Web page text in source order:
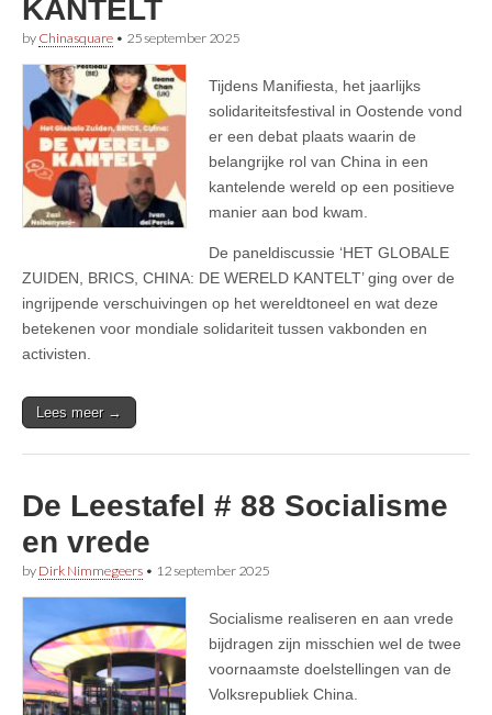
KANTELT
by Chinasquare • 25 september 2025
Tijdens Manifiesta, het jaarlijks
solidariteitsfestival in Oostende vond
er een debat plaats waarin de
belangrijke rol van China in een
kantelende wereld op een positieve
manier aan bod kwam.
De paneldiscussie ‘HET GLOBALE
ZUIDEN, BRICS, CHINA: DE WERELD KANTELT’ ging over de
ingrijpende verschuivingen op het wereldtoneel en wat deze
betekenen voor mondiale solidariteit tussen vakbonden en
activisten.
Lees meer →
De Leestafel # 88 Socialisme
en vrede
by Dirk Nimmegeers • 12 september 2025
Socialisme realiseren en aan vrede
bijdragen zijn misschien wel de twee
voornaamste doelstellingen van de
Volksrepubliek China.